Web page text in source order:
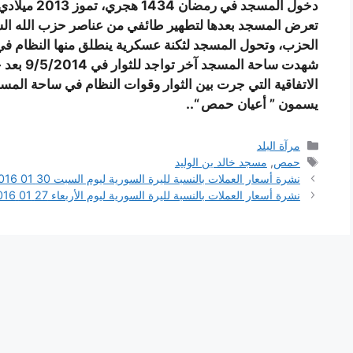
دخول المسجد في رمضان 1434 هجري، تموز 2013 ميلادي..
تعرض المسجد بعدها لتطهير طائفي من عناصر حزب الله
الحزب، وتحول المسجد لثكنة عسكرية ينطلق منها النظام
شهدت
الاتفاقية التي جرت بين الثوار وقوات النظام في ساحة
يسمون ” أعيان حمص “..
التصنيفات
مرآة البلد
الوسوم
حمص, مسجد خالد بن الوليد
نشرة أسعار العملات بالنسبة لليرة السورية ليوم السبت 30 01 2016
نشرة أسعار العملات بالنسبة لليرة السورية ليوم الأربعاء 27 01 2016